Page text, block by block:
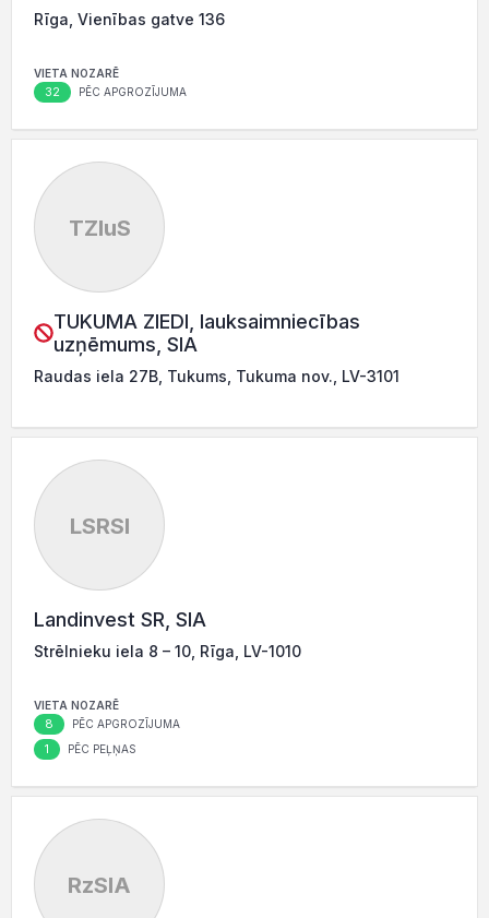
Rīga, Vienības gatve 136
VIETA NOZARĒ
32 PĒC APGROZĪJUMA
TZluS
TUKUMA ZIEDI, lauksaimniecības
uzņēmums, SIA
Raudas iela 27B, Tukums, Tukuma nov., LV-3101
LSRSI
Landinvest SR, SIA
Strēlnieku iela 8 – 10, Rīga, LV-1010
VIETA NOZARĒ
8 PĒC APGROZĪJUMA
1 PĒC PEĻŅAS
RzSIA